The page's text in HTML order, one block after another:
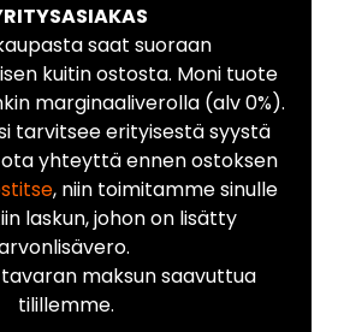
saat suoraan
kuitin ostosta. Moni tuote
marginaaliverolla (alv 0%).
tarvitsee erityisestä syystä
ota yhteyttä ennen ostoksen
, niin toimitamme sinulle
laskun, johon on lisätty
maksun saavuttua
tilillemme.